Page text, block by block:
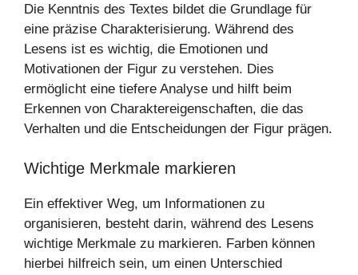
Die Kenntnis des Textes bildet die Grundlage für
eine präzise Charakterisierung. Während des
Lesens ist es wichtig, die Emotionen und
Motivationen der Figur zu verstehen. Dies
ermöglicht eine tiefere Analyse und hilft beim
Erkennen von Charaktereigenschaften, die das
Verhalten und die Entscheidungen der Figur prägen.
Wichtige Merkmale markieren
Ein effektiver Weg, um Informationen zu
organisieren, besteht darin, während des Lesens
wichtige Merkmale zu markieren. Farben können
hierbei hilfreich sein, um einen Unterschied